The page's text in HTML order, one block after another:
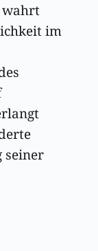
wahrt
im
seiner